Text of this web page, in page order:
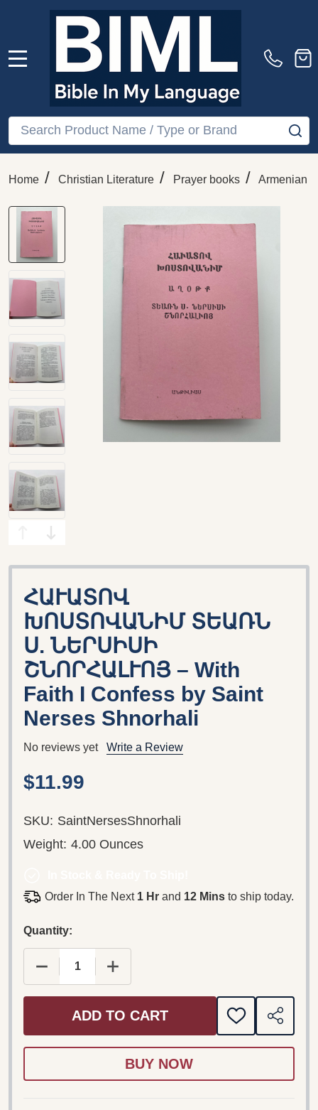
Search
Home / Christian Literature / Prayer books / Armenian
ՀԱՒԱՏՈՎ
ԽՈՍՏՈՎԱՆԻՄ ՏԵԱՌՆ
Ս. ՆԵՐՍԻՍԻ
ՇՆՈՐՀԱԼՒՈՅ – With
Faith I Confess by Saint
Nerses Shnorhali
No reviews yet Write a Review
$11.99
SKU: SaintNersesShnorhali
Weight: 4.00 Ounces
Order In The Next 1 Hr and 12 Mins to ship today.
Quantity:
DECREASE QUANTITY OF ՀԱՒԱՏՈՎ
INCREASE QUANTITY OF
ADD TO CART
ADD
TO
SHARE